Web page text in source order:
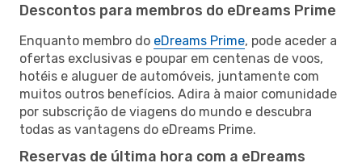
Descontos para membros do eDreams Prime
Enquanto membro do eDreams Prime, pode aceder a
ofertas exclusivas e poupar em centenas de voos,
hotéis e aluguer de automóveis, juntamente com
muitos outros benefícios. Adira à maior comunidade
por subscrição de viagens do mundo e descubra
todas as vantagens do eDreams Prime.
Reservas de última hora com a eDreams